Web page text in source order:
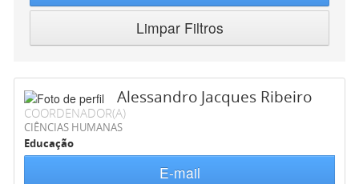
Limpar Filtros
Alessandro Jacques Ribeiro
COORDENADOR(A)
CIÊNCIAS HUMANAS
Educação
E-mail